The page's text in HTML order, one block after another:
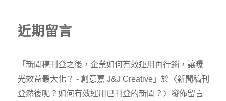
近期留言
「 新聞稿刊登之後，企業如何有效運用再行銷，讓曝
光效益最大化？ - 創意嘉 J&J Creative 」於〈新聞稿刊
登然後呢？如何有效運用已刊登的新聞？ 〉發佈留言